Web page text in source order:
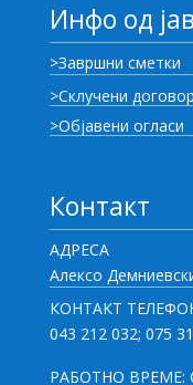
Инфо од
>Завршни сметки
>Склучени
>Објавени огласи
Контакт
АДРЕСА
Алексо
КОНТАКТ
043 212 032; 075
РАБОТНО ВРЕМЕ: